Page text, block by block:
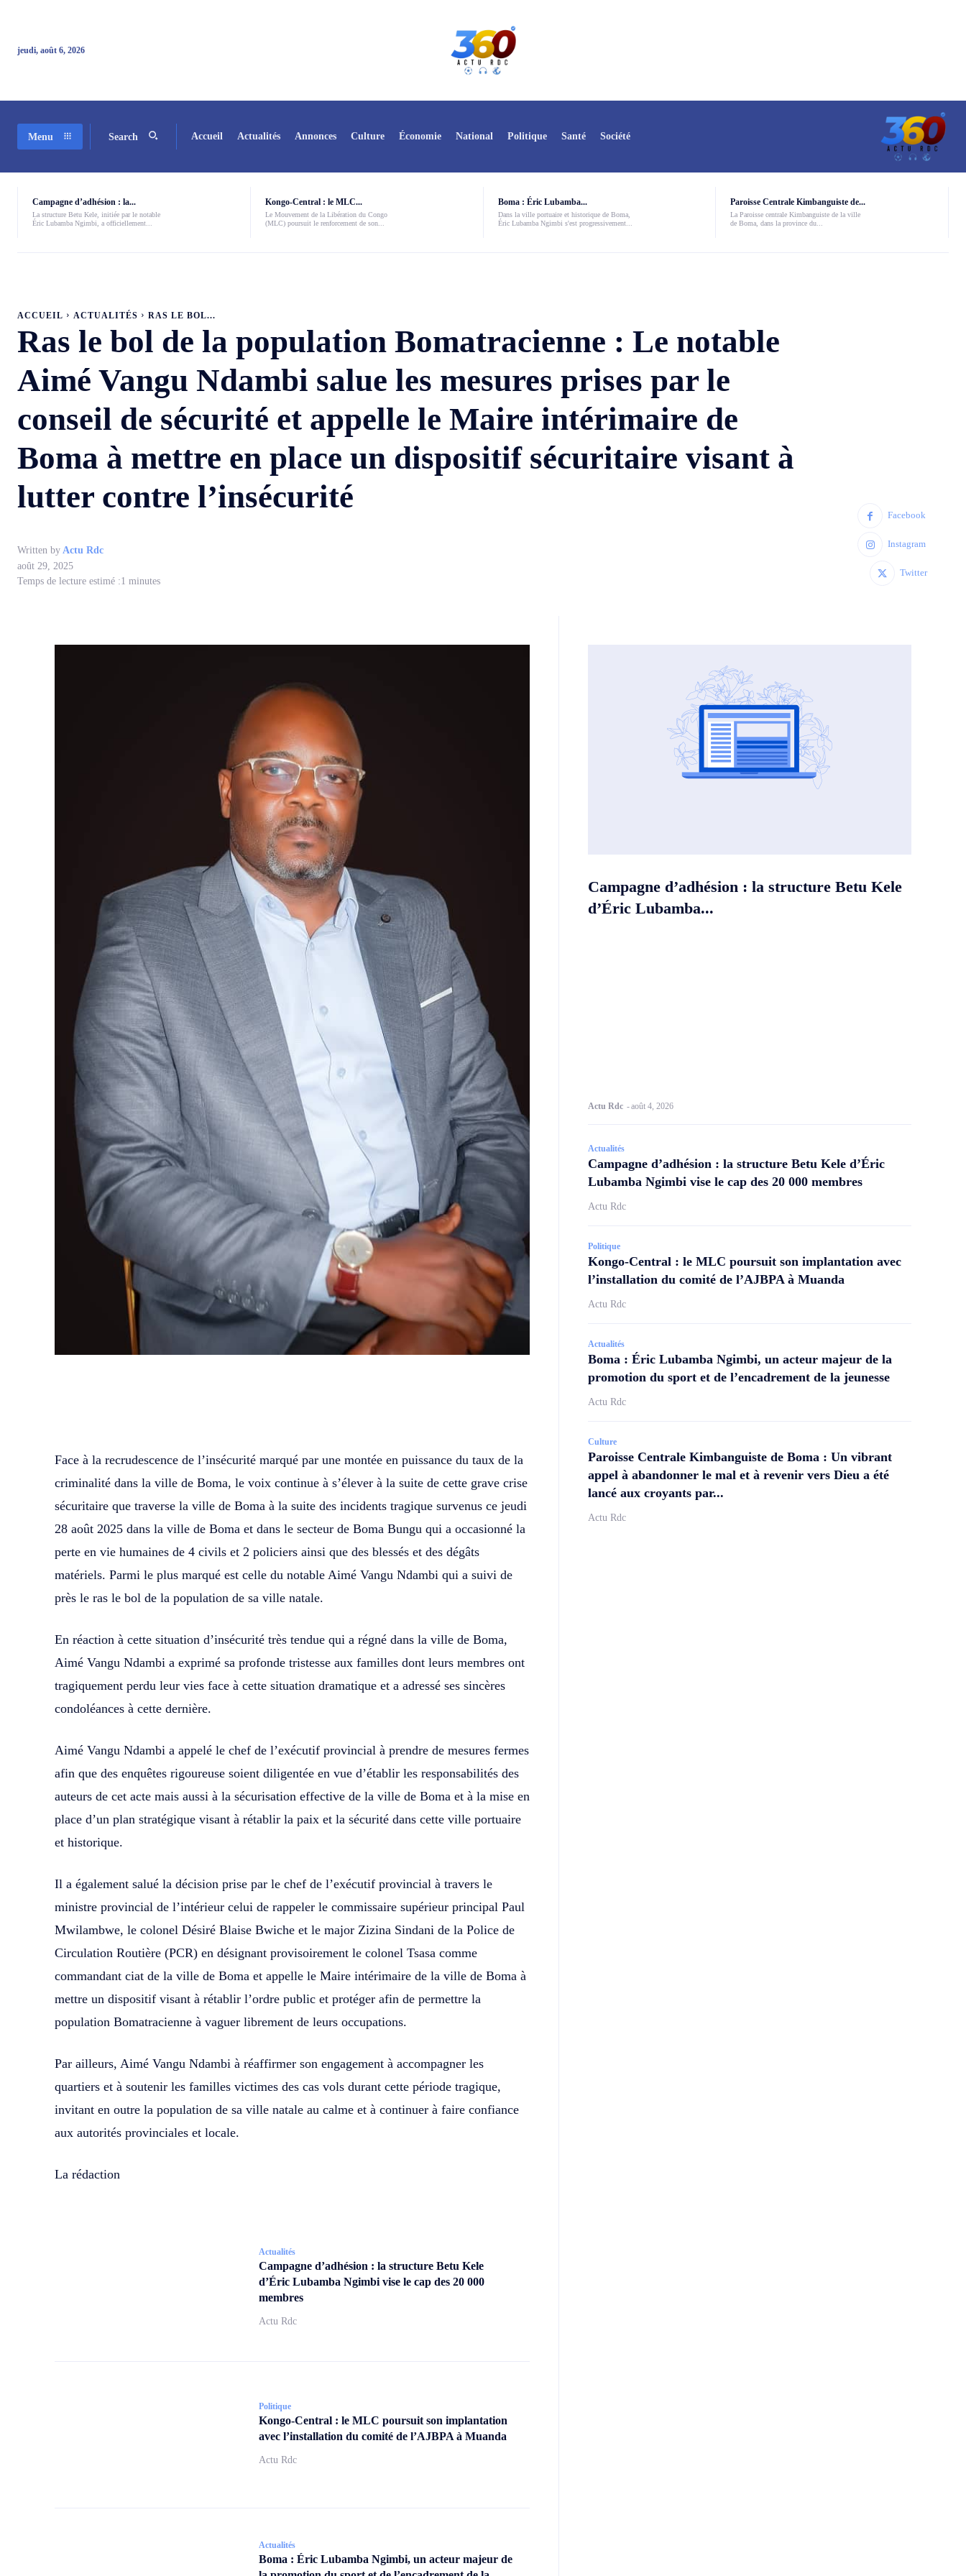
jeudi, août 6, 2026
Menu Search Accueil Actualités Annonces Culture Économie National Politique Santé Société
Campagne d’adhésion : la...
La structure Betu Kele, initiée par le notable
Éric Lubamba Ngimbi, a officiellement...
Kongo-Central : le MLC...
Le Mouvement de la Libération du Congo
(MLC) poursuit le renforcement de son...
Boma : Éric Lubamba...
Dans la ville portuaire et historique de Boma,
Éric Lubamba Ngimbi s'est progressivement...
Paroisse Centrale Kimbanguiste de...
La Paroisse centrale Kimbanguiste de la ville
de Boma, dans la province du...
ACCUEIL ACTUALITÉS RAS LE BOL...
Ras le bol de la population Bomatracienne : Le notable
Aimé Vangu Ndambi salue les mesures prises par le
conseil de sécurité et appelle le Maire intérimaire de
Boma à mettre en place un dispositif sécuritaire visant à
lutter contre l’insécurité
Written by Actu Rdc
août 29, 2025
Temps de lecture estimé :1 minutes
Facebook
Instagram
Twitter
Face à la recrudescence de l’insécurité marqué par une montée en puissance du taux de la
criminalité dans la ville de Boma, le voix continue à s’élever à la suite de cette grave crise
sécuritaire que traverse la ville de Boma à la suite des incidents tragique survenus ce jeudi
28 août 2025 dans la ville de Boma et dans le secteur de Boma Bungu qui a occasionné la
perte en vie humaines de 4 civils et 2 policiers ainsi que des blessés et des dégâts
matériels. Parmi le plus marqué est celle du notable Aimé Vangu Ndambi qui a suivi de
près le ras le bol de la population de sa ville natale.
En réaction à cette situation d’insécurité très tendue qui a régné dans la ville de Boma,
Aimé Vangu Ndambi a exprimé sa profonde tristesse aux familles dont leurs membres ont
tragiquement perdu leur vies face à cette situation dramatique et a adressé ses sincères
condoléances à cette dernière.
Aimé Vangu Ndambi a appelé le chef de l’exécutif provincial à prendre de mesures fermes
afin que des enquêtes rigoureuse soient diligentée en vue d’établir les responsabilités des
auteurs de cet acte mais aussi à la sécurisation effective de la ville de Boma et à la mise en
place d’un plan stratégique visant à rétablir la paix et la sécurité dans cette ville portuaire
et historique.
Il a également salué la décision prise par le chef de l’exécutif provincial à travers le
ministre provincial de l’intérieur celui de rappeler le commissaire supérieur principal Paul
Mwilambwe, le colonel Désiré Blaise Bwiche et le major Zizina Sindani de la Police de
Circulation Routière (PCR) en désignant provisoirement le colonel Tsasa comme
commandant ciat de la ville de Boma et appelle le Maire intérimaire de la ville de Boma à
mettre un dispositif visant à rétablir l’ordre public et protéger afin de permettre la
population Bomatracienne à vaguer librement de leurs occupations.
Par ailleurs, Aimé Vangu Ndambi à réaffirmer son engagement à accompagner les
quartiers et à soutenir les familles victimes des cas vols durant cette période tragique,
invitant en outre la population de sa ville natale au calme et à continuer à faire confiance
aux autorités provinciales et locale.
La rédaction
Actualités
Campagne d’adhésion : la structure Betu Kele
d’Éric Lubamba Ngimbi vise le cap des 20 000
membres
Actu Rdc
Politique
Kongo-Central : le MLC poursuit son implantation
avec l’installation du comité de l’AJBPA à Muanda
Actu Rdc
Actualités
Boma : Éric Lubamba Ngimbi, un acteur majeur de
Campagne d’adhésion : la structure Betu Kele
d’Éric Lubamba...
Actu Rdc -août 4, 2026
Actualités
Campagne d’adhésion : la structure Betu Kele d’Éric
Lubamba Ngimbi vise le cap des 20 000 membres
Actu Rdc
Politique
Kongo-Central : le MLC poursuit son implantation avec
l’installation du comité de l’AJBPA à Muanda
Actu Rdc
Actualités
Boma : Éric Lubamba Ngimbi, un acteur majeur de la
promotion du sport et de l’encadrement de la jeunesse
Actu Rdc
Culture
Paroisse Centrale Kimbanguiste de Boma : Un vibrant
appel à abandonner le mal et à revenir vers Dieu a été
lancé aux croyants par...
Actu Rdc